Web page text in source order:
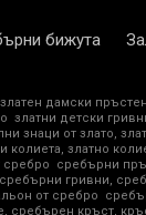
бижута
дамски
златни детски
знаци от злато,
колиета, златно
сребърни
сребърни гривни,
от сребро
сребърен кръст,